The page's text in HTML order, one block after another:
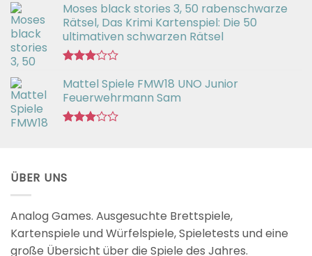
mit
3.02
von 5
Moses black stories 3, 50 rabenschwarze
Rätsel, Das Krimi Kartenspiel: Die 50
ultimativen schwarzen Rätsel
mit
3.00
von 5
Mattel Spiele FMW18 UNO Junior
Feuerwehrmann Sam
ÜBER UNS
Analog Games. Ausgesuchte Brettspiele,
Kartenspiele und Würfelspiele, Spieletests und eine
große Übersicht über die Spiele des Jahres.